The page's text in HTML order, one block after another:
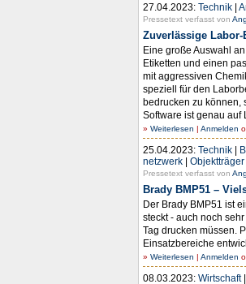
27.04.2023: Technik |
Pressetext verfasst von
Zuverlässige
Eine große Auswahl
Etiketten und einen
mit aggressiven
speziell für den
bedrucken zu können,
Software ist genau auf
» Weiterlesen | Anmelden
25.04.2023: Technik |
netzwerk | Objektträger
Pressetext verfasst von
Brady BMP51 –
Der Brady BMP51 ist
steckt - auch noch
Tag drucken müssen.
Einsatzbereiche
» Weiterlesen | Anmelden
08.03.2023: Wirtschaft|